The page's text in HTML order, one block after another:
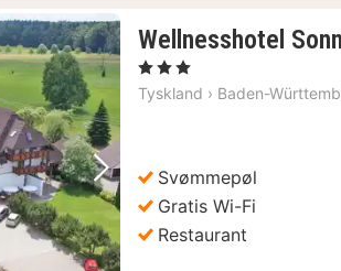
Næste billede
Wellnesshotel
, 3 Stjerner
Tyskland › Baden-
Svømmepøl
Gratis Wi-Fi
Restaurant